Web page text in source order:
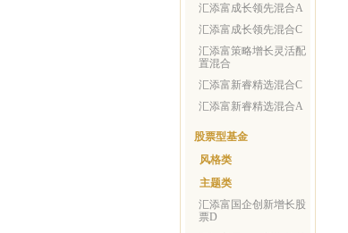
汇添富成长领先混合A
汇添富成长领先混合C
汇添富策略增长灵活配
置混合
汇添富新睿精选混合C
汇添富新睿精选混合A
股票型基金
风格类
主题类
汇添富国企创新增长股
票D